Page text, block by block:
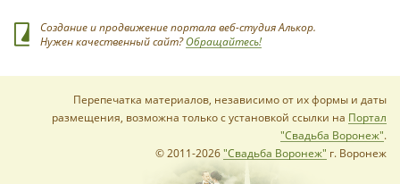
Создание и продвижение портала веб-студия Алькор.
Нужен качественный сайт?Обращайтесь!
Перепечатка материалов, независимо от их формы и даты
размещения, возможна только с установкой ссылки на Портал
"Свадьба Воронеж".
© 2011-2026"Свадьба Воронеж" г. Воронеж